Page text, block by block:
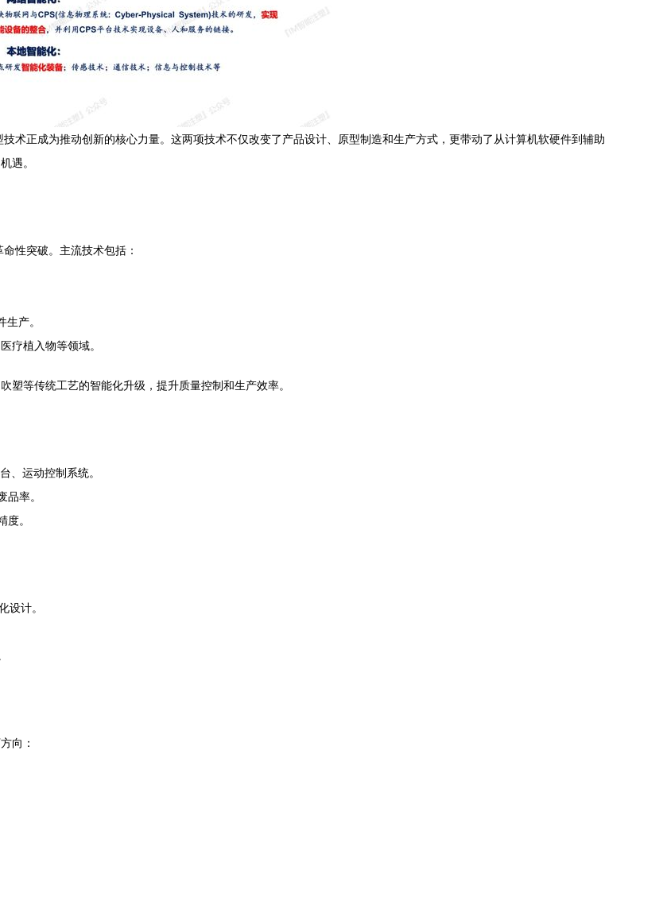
术正成为推动创新的核心力量。这两项技术不仅改变了产品设计、原型制造和生产方式，更带动了从计算机软硬件到辅助
遇。
性突破。主流技术包括：
产。
疗植入物等领域。
等传统工艺的智能化升级，提升质量控制和生产效率。
、运动控制系统。
率。
度。
设计。
向：